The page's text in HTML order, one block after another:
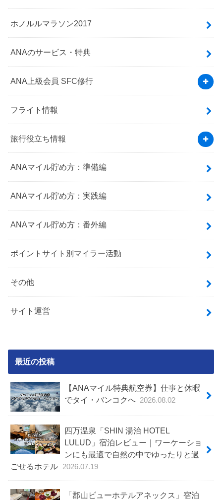
ホノルルマラソン2017
ANAのサービス・特典
ANA上級会員 SFC修行
フライト情報
旅行役立ち情報
ANAマイル貯め方：準備編
ANAマイル貯め方：実践編
ANAマイル貯め方：番外編
ポイントサイト別マイラー活動
その他
サイト運営
最近の投稿
【ANAマイル特典航空券】仕事と休暇
でタイ・バンコクへ 2026.08.02
四万温泉「SHIN 湯治 HOTEL
LULUD」宿泊レビュー｜ワーケーショ
ンにも最適で自然の中でゆったりと過
ごせるホテル
2026.07.19
「郡山ビューホテルアネックス」宿泊